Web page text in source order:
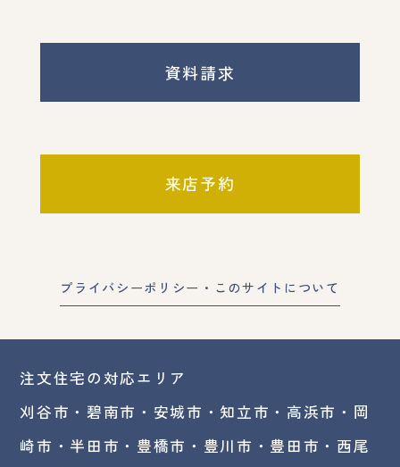
資料請求
来店予約
プライバシーポリシー・このサイトについて
注文住宅の対応エリア
刈谷市・碧南市・ 安城市 ・知立市 ・高浜市・ 岡
崎市 ・半田市・豊橋市・豊川市・豊田市・西尾